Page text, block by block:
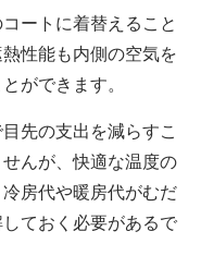
ートに着替えること
性能も内側の空気を
ができます。
先の支出を減らすこ
んが、快適な温度の
房代や暖房代がむだ
ておく必要があるで